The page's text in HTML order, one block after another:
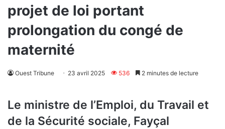
projet de loi portant
prolongation du congé de
maternité
Ouest Tribune 23 avril 2025 536 2 minutes de lecture
Le ministre de l’Emploi, du Travail et
de la Sécurité sociale, Fayçal